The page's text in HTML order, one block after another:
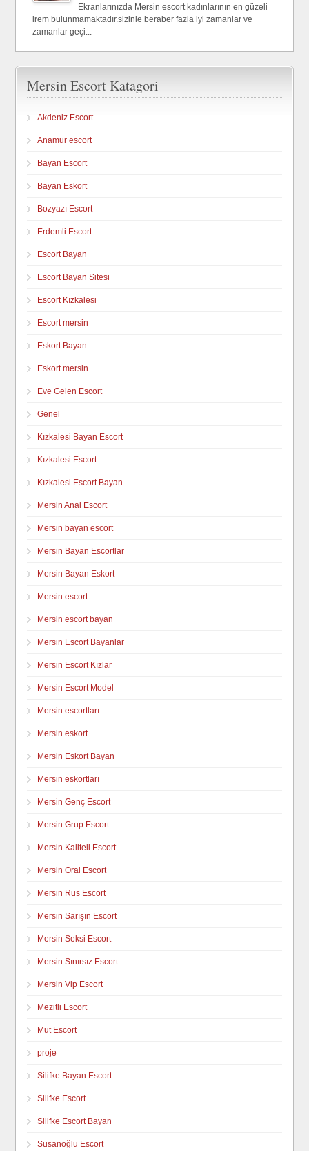
Ekranlarınızda Mersin escort kadınlarının en güzeli
irem bulunmamaktadır.sizinle beraber fazla iyi zamanlar ve
zamanlar geçi...
Mersin Escort Katagori
Akdeniz Escort
Anamur escort
Bayan Escort
Bayan Eskort
Bozyazı Escort
Erdemli Escort
Escort Bayan
Escort Bayan Sitesi
Escort Kızkalesi
Escort mersin
Eskort Bayan
Eskort mersin
Eve Gelen Escort
Genel
Kızkalesi Bayan Escort
Kızkalesi Escort
Kızkalesi Escort Bayan
Mersin Anal Escort
Mersin bayan escort
Mersin Bayan Escortlar
Mersin Bayan Eskort
Mersin escort
Mersin escort bayan
Mersin Escort Bayanlar
Mersin Escort Kızlar
Mersin Escort Model
Mersin escortları
Mersin eskort
Mersin Eskort Bayan
Mersin eskortları
Mersin Genç Escort
Mersin Grup Escort
Mersin Kaliteli Escort
Mersin Oral Escort
Mersin Rus Escort
Mersin Sarışın Escort
Mersin Seksi Escort
Mersin Sınırsız Escort
Mersin Vip Escort
Mezitli Escort
Mut Escort
proje
Silifke Bayan Escort
Silifke Escort
Silifke Escort Bayan
Susanoğlu Escort